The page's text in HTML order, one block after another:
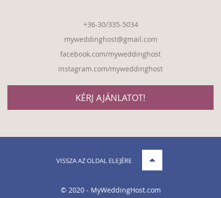
+36-30/335-5034
myweddinghost@gmail.com
facebook.com/myweddinghost
instagram.com/myweddinghost
KÉRJ AJÁNLATOT!
VISSZA AZ OLDAL ELEJÉRE
© 2020 - MyWeddingHost.com